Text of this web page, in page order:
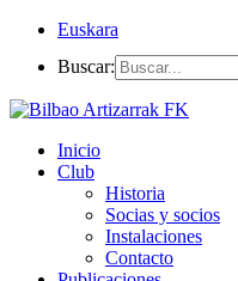
Euskara
Buscar:
Inicio
Club
Historia
Socias y socios
Instalaciones
Contacto